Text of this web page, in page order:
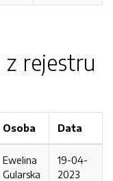
rejestru
Osoba Data
Ewelina
Gularska
19-04-
2023